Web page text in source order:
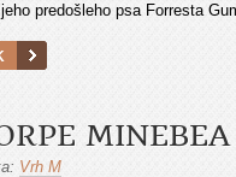
predošleho psa Forresta
MINEBEA
Vrh M